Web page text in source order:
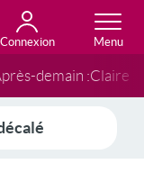
Connexion
demain :Claire